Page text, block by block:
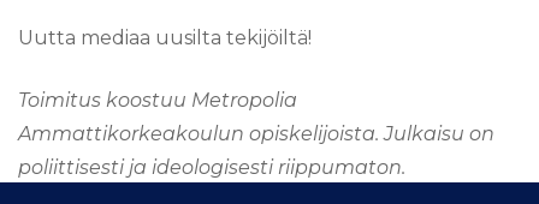
Uutta mediaa uusilta tekijöiltä!
Toimitus koostuu Metropolia
Ammattikorkeakoulun opiskelijoista. Julkaisu on
poliittisesti ja ideologisesti riippumaton.